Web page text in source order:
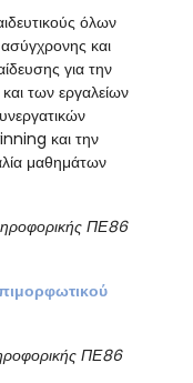
όλων
και
για την
των εργαλείων
και την
μαθημάτων
ΠΕ86
ΠΕ86